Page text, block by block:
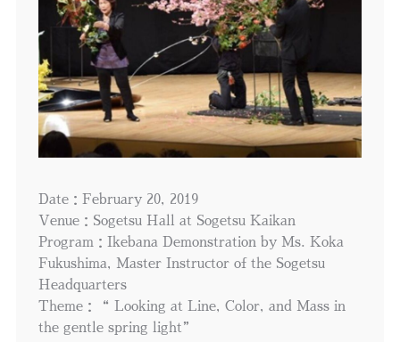
Date：February 20, 2019
Venue：Sogetsu Hall at Sogetsu Kaikan
Program：Ikebana Demonstration by Ms. Koka
Fukushima, Master Instructor of the Sogetsu
Headquarters
Theme：“ Looking at Line, Color, and Mass in
the gentle spring light”